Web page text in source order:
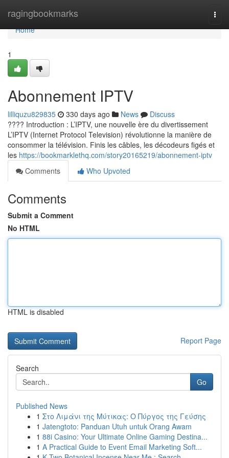
ragingbookmarks
Home
Home
1
Abonnement IPTV
lilliquzu829835 330 days ago News
Discuss
???? Introduction : L’IPTV, une nouvelle ère du divertissement
L’IPTV (Internet Protocol Television) révolutionne la manière de
consommer la télévision. Finis les câbles, les décodeurs figés et
les https://bookmarklethq.com/story20165219/abonnement-iptv
Comments
Who Upvoted
Comments
Submit a Comment
No HTML
HTML is disabled
Report Page
Search
Go
Published News
1 Στο Λιμάνι της Μύτικας: Ο Πύργος της Γεύσης
1 Jatengtoto: Panduan Utuh untuk Orang Awam
1 88i Casino: Your Ultimate Online Gaming Destina...
1 A Practical Guide to Event Email Marketing Soft...